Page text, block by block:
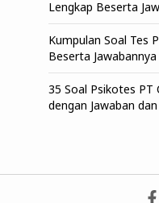
Lengkap Beserta
Kumpulan Soal Tes
Beserta Jawabannya
35 Soal Psikotes PT
dengan Jawaban